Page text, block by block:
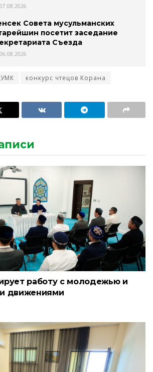
07.08.2026
Совета мусульманских
посетит заседание
Съезда
06.08.2026
конкурс чтецов Корана
работу с молодежью и
движениями